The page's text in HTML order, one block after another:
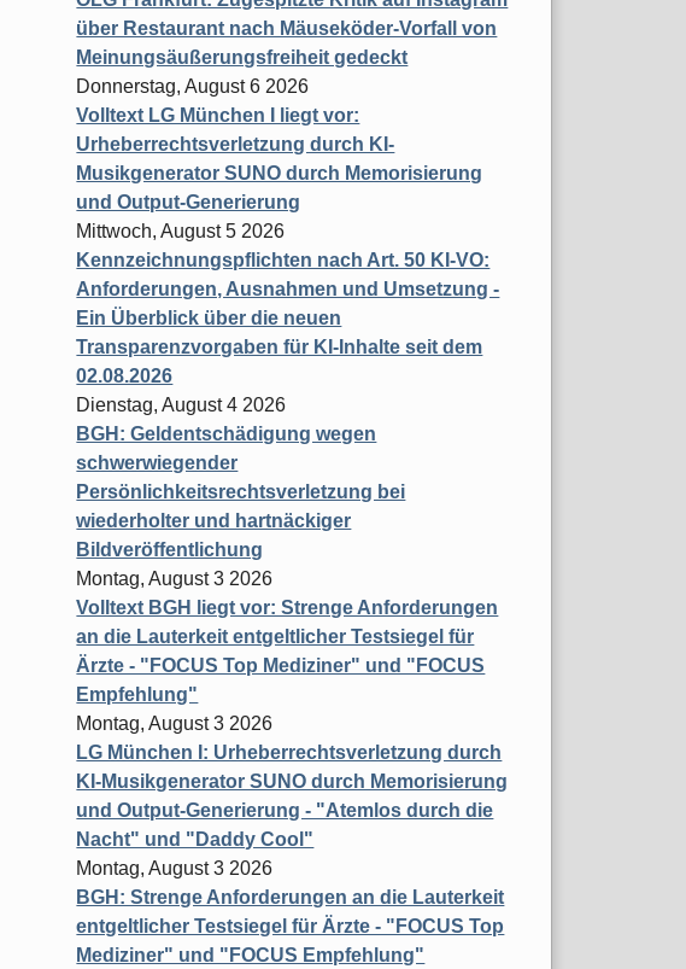
über Restaurant nach Mäuseköder-Vorfall von
Meinungsäußerungsfreiheit gedeckt
Donnerstag, August 6 2026
Volltext LG München I liegt vor:
Urheberrechtsverletzung durch KI-
Musikgenerator SUNO durch Memorisierung
und Output-Generierung
Mittwoch, August 5 2026
Kennzeichnungspflichten nach Art. 50 KI-VO:
Anforderungen, Ausnahmen und Umsetzung -
Ein Überblick über die neuen
Transparenzvorgaben für KI-Inhalte seit dem
02.08.2026
Dienstag, August 4 2026
BGH: Geldentschädigung wegen
schwerwiegender
Persönlichkeitsrechtsverletzung bei
wiederholter und hartnäckiger
Bildveröffentlichung
Montag, August 3 2026
Volltext BGH liegt vor: Strenge Anforderungen
an die Lauterkeit entgeltlicher Testsiegel für
Ärzte - "FOCUS Top Mediziner" und "FOCUS
Empfehlung"
Montag, August 3 2026
LG München I: Urheberrechtsverletzung durch
KI-Musikgenerator SUNO durch Memorisierung
und Output-Generierung - "Atemlos durch die
Nacht" und "Daddy Cool"
Montag, August 3 2026
BGH: Strenge Anforderungen an die Lauterkeit
entgeltlicher Testsiegel für Ärzte - "FOCUS Top
Mediziner" und "FOCUS Empfehlung"